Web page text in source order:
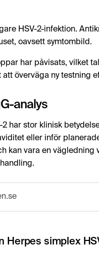
HSV-2-infektion.
oavsett symtombild.
har påvisats, vilket
överväga ny testning
analys
har stor klinisk
eller inför
kan vara en
Herpes simplex